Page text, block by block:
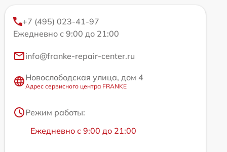
+7 (495) 023-41-97
Ежедневно с 9:00 до 21:00
info@franke-repair-center.ru
Новослободская улица, дом 4
Адрес сервисного центра FRANKE
Режим работы:
Ежедневно с 9:00 до 21:00